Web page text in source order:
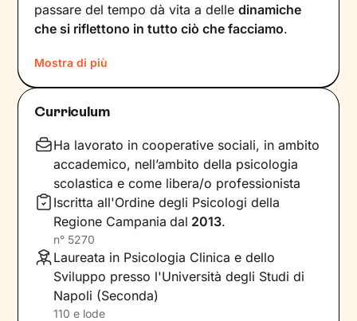
passare del tempo dà vita a delledinamiche
che si riflettono in tutto ciò che facciamo.
passo necessario per poter dare nuovi
significati a ciò che viviamo ogni giorno.
Proprio su questo ci concentreremo durante i
nostri incontri: in un clima di ascolto e
accoglienza, potrai condividere ciò che provi in
completa libertà. Ripercorreremo la tua storia e
ti aiuterò a riflettere su diversi aspetti della tua
vita, per far emergere i tuoibisogni
più
profondi. Individueremo le
risorse interne
potenzialità di cui non sei ancora consapevole,
e attraverso queste ti accompagnerò
nell’affrontare i nodi più spinosi e nel
meglio il presente
Mostra di più
Curriculum
Ha lavorato in cooperative sociali, in ambito
accademico, nell’ambito della psicologia
scolastica e come libera/o professionista
Iscritta all'Ordine degli Psicologi della
Regione Campania dal 2013.
n° 5270
Laureata in Psicologia Clinica e dello
Sviluppo presso l'Università degli Studi di
Napoli (Seconda)
110 e lode